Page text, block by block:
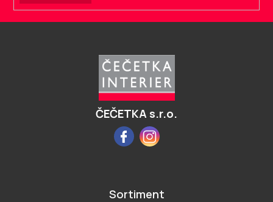
ČEČETKA s.r.o.
FacebookInstagram
Sortiment